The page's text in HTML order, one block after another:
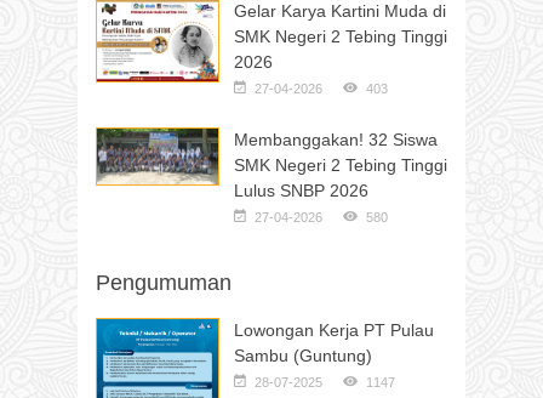
Gelar Karya Kartini Muda di
SMK Negeri 2 Tebing Tinggi
2026
27-04-2026 403
Membanggakan! 32 Siswa
SMK Negeri 2 Tebing Tinggi
Lulus SNBP 2026
27-04-2026 580
Pengumuman
Lowongan Kerja PT Pulau
Sambu (Guntung)
28-07-2025 1147